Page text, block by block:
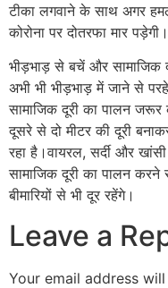
टीका लगवाने के साथ अगर
कोरोना पर दोतरफा मार
भीड़भाड़ से बचें और सामाजिक
अभी भी भीड़भाड़ में जाने से
सामाजिक दूरी का पालन
दूसरे से दो मीटर की दूरी
रहा है।वायरल, सर्दी और
सामाजिक दूरी का पालन करने
बीमारियों से भी दूर रहेंगे।
Leave a
Your email address